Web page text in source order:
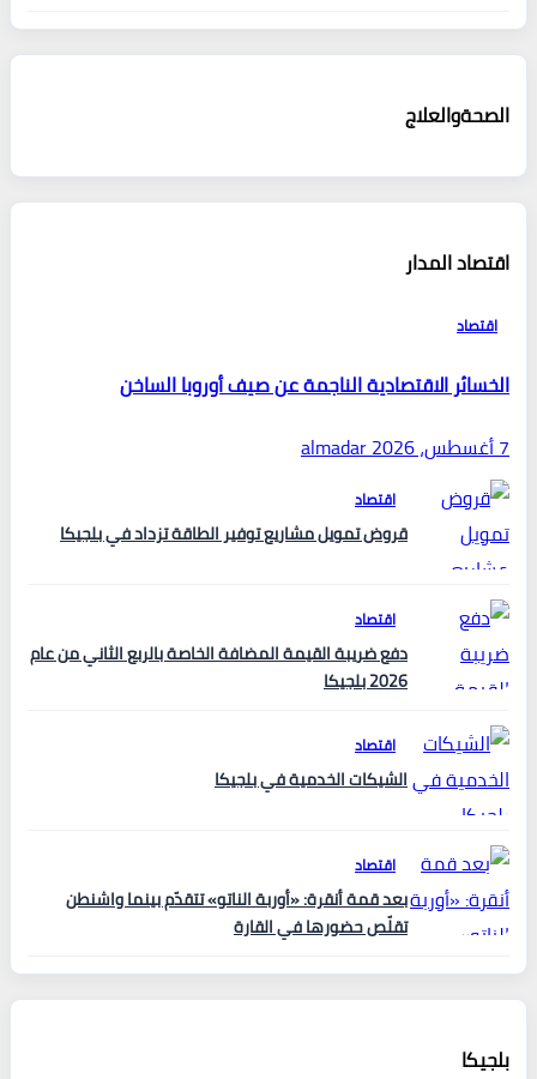
الصحةوالعلاج
اقتصاد المدار
اقتصاد
الخسائر الاقتصادية الناجمة عن صيف أوروبا الساخن
7 أغسطس، 2026
almadar
اقتصاد
قروض تمويل مشاريع توفير الطاقة تزداد في بلجيكا
اقتصاد
دفع ضريبة القيمة المضافة الخاصة بالربع الثاني من عام
2026 بلجيكا
اقتصاد
الشيكات الخدمية في بلجيكا
اقتصاد
بعد قمة أنقرة: «أوربة الناتو» تتقدّم بينما واشنطن
تقلّص حضورها في القارة
بلجيكا